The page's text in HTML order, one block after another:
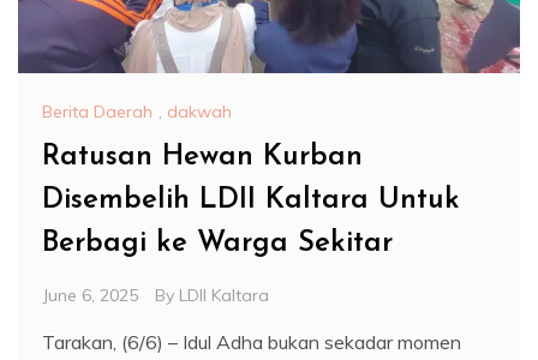
Berita Daerah , dakwah
Ratusan Hewan Kurban
Disembelih LDII Kaltara Untuk
Berbagi ke Warga Sekitar
June 6, 2025 By LDII Kaltara
Tarakan, (6/6) – Idul Adha bukan sekadar momen